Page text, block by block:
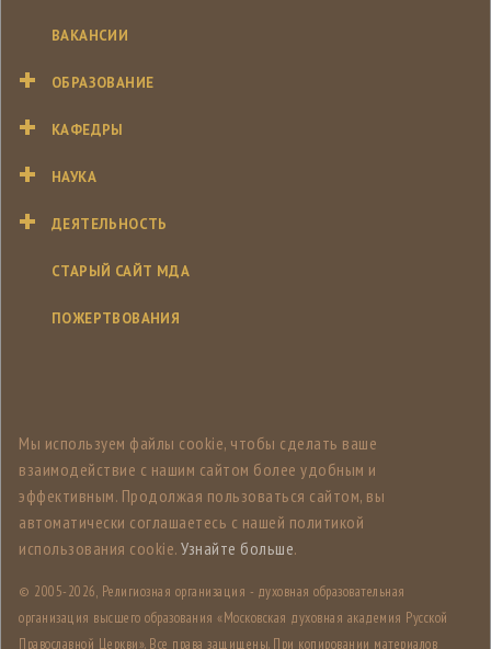
ВАКАНСИИ
ОБРАЗОВАНИЕ
КАФЕДРЫ
НАУКА
ДЕЯТЕЛЬНОСТЬ
СТАРЫЙ САЙТ МДА
ПОЖЕРТВОВАНИЯ
Мы используем файлы cookie, чтобы сделать ваше
взаимодействие с нашим сайтом более удобным и
эффективным. Продолжая пользоваться сайтом, вы
автоматически соглашаетесь с нашей политикой
использования cookie. Узнайте больше.
© 2005-2026, Религиозная организация - духовная образовательная
организация высшего образования «Московская духовная академия Русской
Православной Церкви». Все права защищены. При копировании материалов